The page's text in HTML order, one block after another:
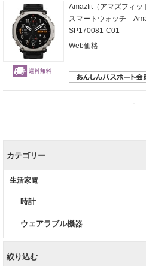
Amazfit（アマズフィッ
スマートウォッチ
SP170081-C01
Web価格
カテゴリー
生活家電
時計
ウェアラブル機器
絞り込む